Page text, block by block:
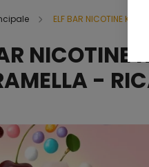
ELF BAR NICOTINE
E